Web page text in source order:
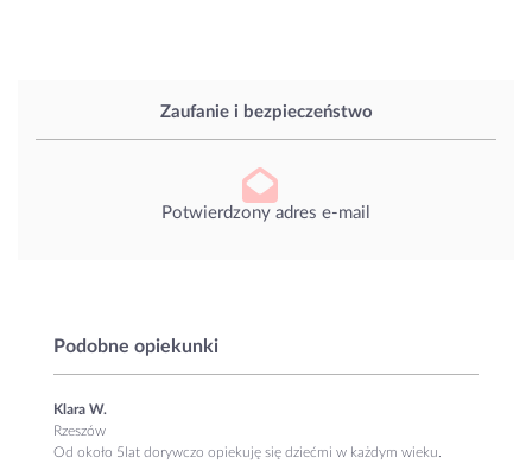
Zaufanie i bezpieczeństwo
Potwierdzony adres e-mail
Podobne opiekunki
Klara W.
Rzeszów
Od około 5lat dorywczo opiekuję się dziećmi w każdym wieku.